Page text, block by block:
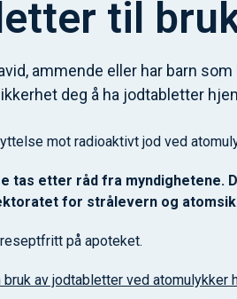
til
ammende eller har barn
deg å ha jodtabletter
mot radioaktivt jod ved
tas etter råd fra myndighetene.
for strålevern og
på apoteket.
bruk av jodtabletter ved